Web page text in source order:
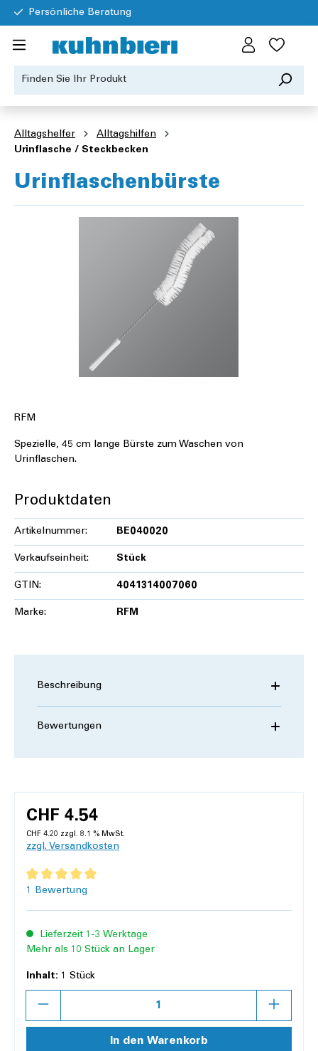
Persönliche Beratung
Alltagshelfer
Alltagshilfen
Urinflasche / Steckbecken
Urinflaschenbürste
RFM
Spezielle, 45 cm lange Bürste zum Waschen von
Urinflaschen.
Produktdaten
Artikelnummer: BE040020
Verkaufseinheit: Stück
GTIN: 4041314007060
Marke: RFM
Beschreibung
Bewertungen
CHF 4.54
CHF 4.20 zzgl. 8.1 % MwSt.
zzgl. Versandkosten
Durchschnittliche Bewertung von 5 von 5 Sternen
1 Bewertung
Lieferzeit 1-3 Werktage
Mehr als 10 Stück an Lager
Inhalt: 1 Stück
In den Warenkorb